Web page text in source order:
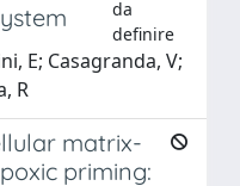
da
definire
E; Casagranda, V;
R
matrix-
priming: